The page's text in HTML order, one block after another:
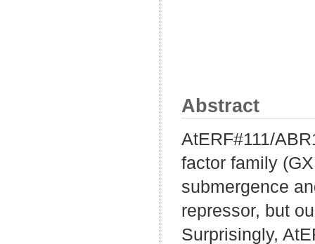
Abstract
AtERF#111/
factor family
submergence
repressor, but
Surprisingly,